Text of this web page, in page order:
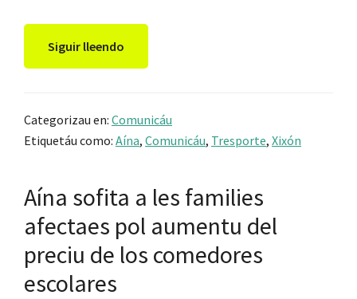
Siguir lleendo
Categorizau en: Comunicáu
Etiquetáu como: Aína, Comunicáu, Tresporte, Xixón
Aína sofita a les families
afectaes pol aumentu del
preciu de los comedores
escolares